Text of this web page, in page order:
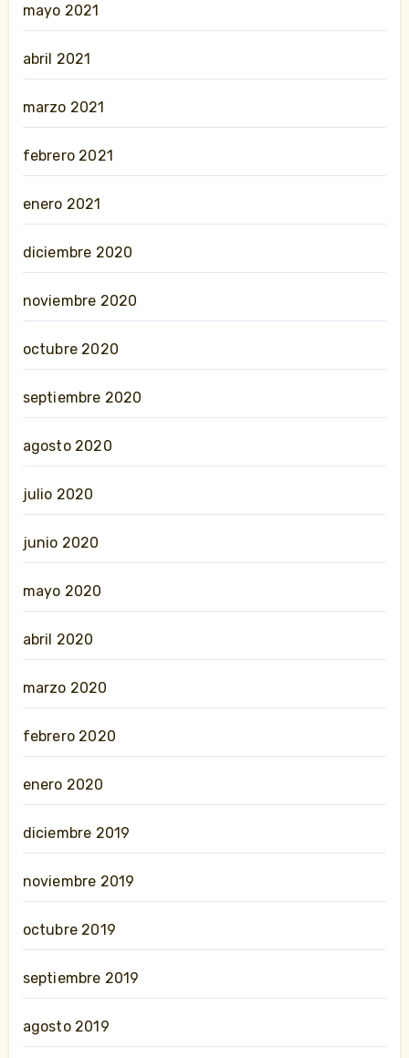
mayo 2021
abril 2021
marzo 2021
febrero 2021
enero 2021
diciembre 2020
noviembre 2020
octubre 2020
septiembre 2020
agosto 2020
julio 2020
junio 2020
mayo 2020
abril 2020
marzo 2020
febrero 2020
enero 2020
diciembre 2019
noviembre 2019
octubre 2019
septiembre 2019
agosto 2019